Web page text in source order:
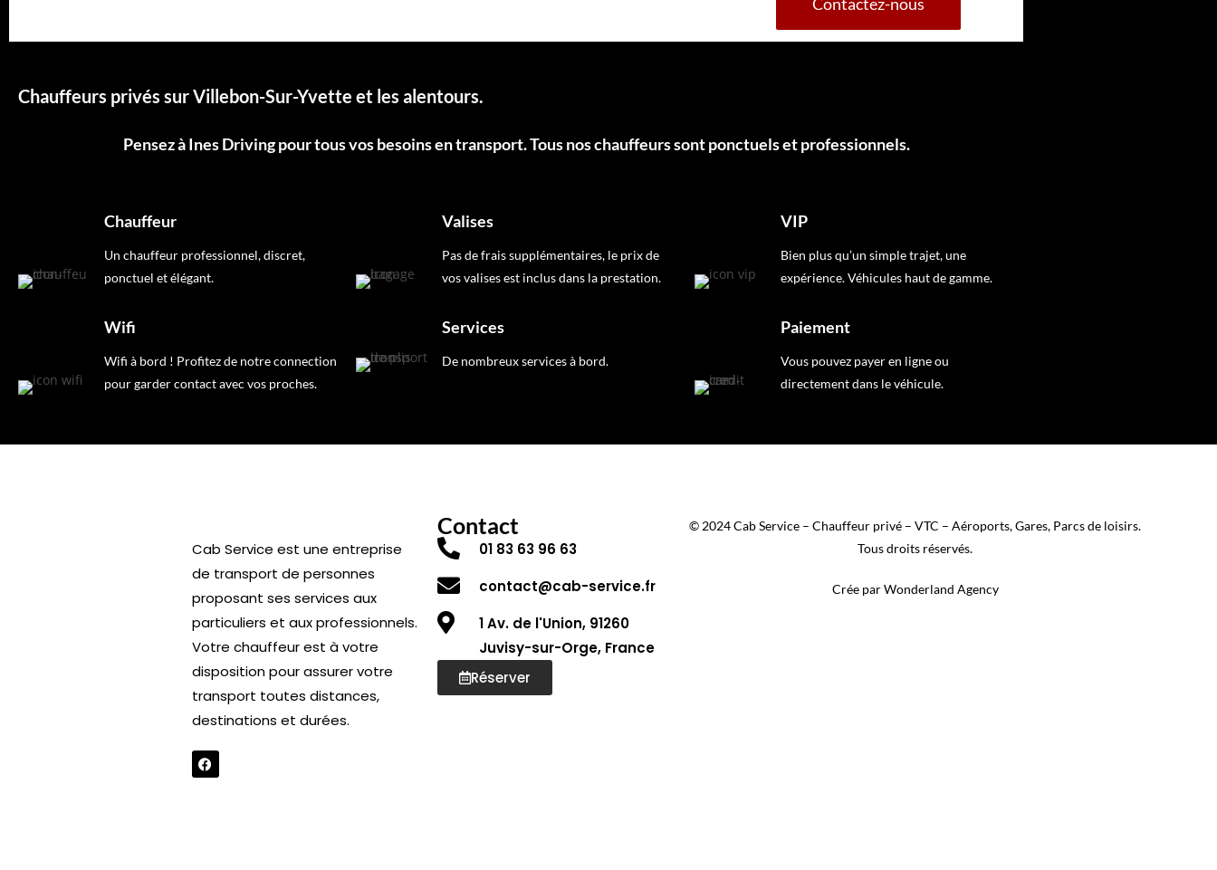
Chauffeurs privés sur Villebon-Sur-Yvette et les alentours.
Pensez à Ines Driving pour tous vos besoins en transport. Tous nos chauffeurs sont ponctuels et professionnels.
Chauffeur
Un chauffeur professionnel, discret,
ponctuel et élégant.
Wifi
Wifi à bord ! Profitez de notre connection
pour garder contact avec vos proches.
Valises
Pas de frais supplémentaires, le prix de
vos valises est inclus dans la prestation.
Services
De nombreux services à bord.
VIP
Bien plus qu’un simple trajet, une
expérience. Véhicules haut de gamme.
Paiement
Vous pouvez payer en ligne ou
directement dans le véhicule.
Cab Service est une entreprise
de transport de personnes
proposant ses services aux
particuliers et aux professionnels.
Votre chauffeur est à votre
disposition pour assurer votre
transport toutes distances,
destinations et durées.
Contact
01 83 63 96 63
contact@cab-service.fr
1 Av. de l'Union, 91260
Juvisy-sur-Orge, France
Réserver
© 2024 Cab Service – Chauffeur privé – VTC – Aéroports, Gares, Parcs de loisirs.
Tous droits réservés.
Crée par Wonderland Agency